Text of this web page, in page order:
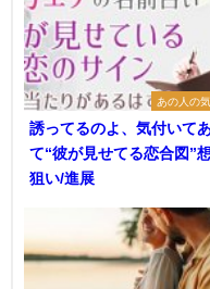
あの人の
誘ってるのよ、気付いて
て“彼が見せてる恋合図”
狙い/進展